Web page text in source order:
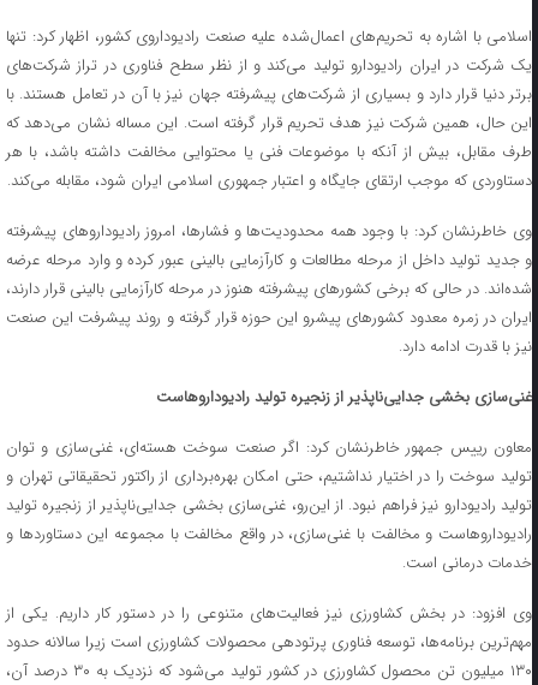
اسلامی با اشاره به تحریم‌های اعمال‌شده علیه صنعت رادیوداروی کشور، اظهار کرد: تنها
یک شرکت در ایران رادیودارو تولید می‌کند و از نظر سطح فناوری در تراز شرکت‌های
برتر دنیا قرار دارد و بسیاری از شرکت‌های پیشرفته جهان نیز با آن در تعامل هستند. با
این حال، همین شرکت نیز هدف تحریم قرار گرفته است. این مساله نشان می‌دهد که
طرف مقابل، بیش از آنکه با موضوعات فنی یا محتوایی مخالفت داشته باشد، با هر
دستاوردی که موجب ارتقای جایگاه و اعتبار جمهوری اسلامی ایران شود، مقابله می‌کند.
وی خاطرنشان کرد: با وجود همه محدودیت‌ها و فشارها، امروز رادیوداروهای پیشرفته
و جدید تولید داخل از مرحله مطالعات و کارآزمایی بالینی عبور کرده و وارد مرحله عرضه
شده‌اند. در حالی که برخی کشورهای پیشرفته هنوز در مرحله کارآزمایی بالینی قرار دارند،
ایران در زمره معدود کشورهای پیشرو این حوزه قرار گرفته و روند پیشرفت این صنعت
نیز با قدرت ادامه دارد.
غنی‌سازی بخشی جدایی‌ناپذیر از زنجیره تولید رادیوداروهاست
معاون رییس جمهور خاطرنشان کرد: اگر صنعت سوخت هسته‌ای، غنی‌سازی و توان
تولید سوخت را در اختیار نداشتیم، حتی امکان بهره‌برداری از راکتور تحقیقاتی تهران و
تولید رادیودارو نیز فراهم نبود. از این‌رو، غنی‌سازی بخشی جدایی‌ناپذیر از زنجیره تولید
رادیوداروهاست و مخالفت با غنی‌سازی، در واقع مخالفت با مجموعه این دستاوردها و
خدمات درمانی است.
وی افزود: در بخش کشاورزی نیز فعالیت‌های متنوعی را در دستور کار داریم. یکی از
مهم‌ترین برنامه‌ها، توسعه فناوری پرتودهی محصولات کشاورزی است زیرا سالانه حدود
۱۳۰ میلیون تن محصول کشاورزی در کشور تولید می‌شود که نزدیک به ۳۰ درصد آن،